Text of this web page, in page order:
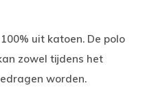
uit katoen. De polo
zowel tijdens het
worden.